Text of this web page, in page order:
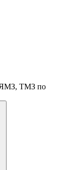
ЯМЗ, ТМЗ по